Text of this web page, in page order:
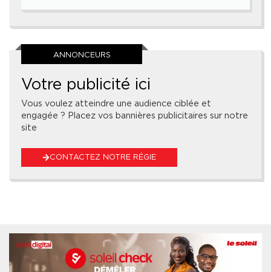
ANNONCEURS
Votre publicité ici
Vous voulez atteindre une audience ciblée et
engagée ? Placez vos bannières publicitaires sur notre
site
CONTACTEZ NOTRE RÉGIE